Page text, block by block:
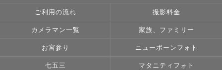
ご利用の流れ 撮影料金
カメラマン一覧 家族、ファミリー
お宮参り ニューボーンフォト
七五三 マタニティフォト